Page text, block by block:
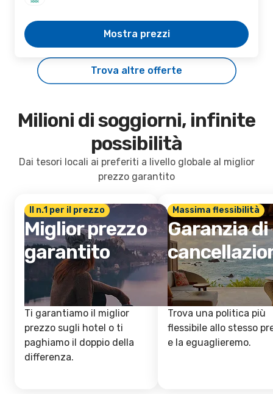
Mostra prezzi
Trova altre offerte
Milioni di soggiorni, infinite
possibilità
Dai tesori locali ai preferiti a livello globale al miglior
prezzo garantito
Il n.1 per il prezzo
Miglior prezzo
garantito
Ti garantiamo il miglior
prezzo sugli hotel o ti
paghiamo il doppio della
differenza.
Massima flessibilità
Garanzia di
Trova una politica più
flessibile allo stesso
e la eguaglieremo.